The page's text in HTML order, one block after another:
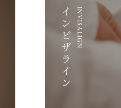
INVISALIGN
インビザライン